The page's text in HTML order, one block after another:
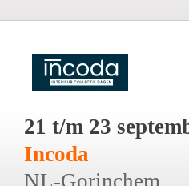
21 t/m 23
Incoda
NL-Gorinchem